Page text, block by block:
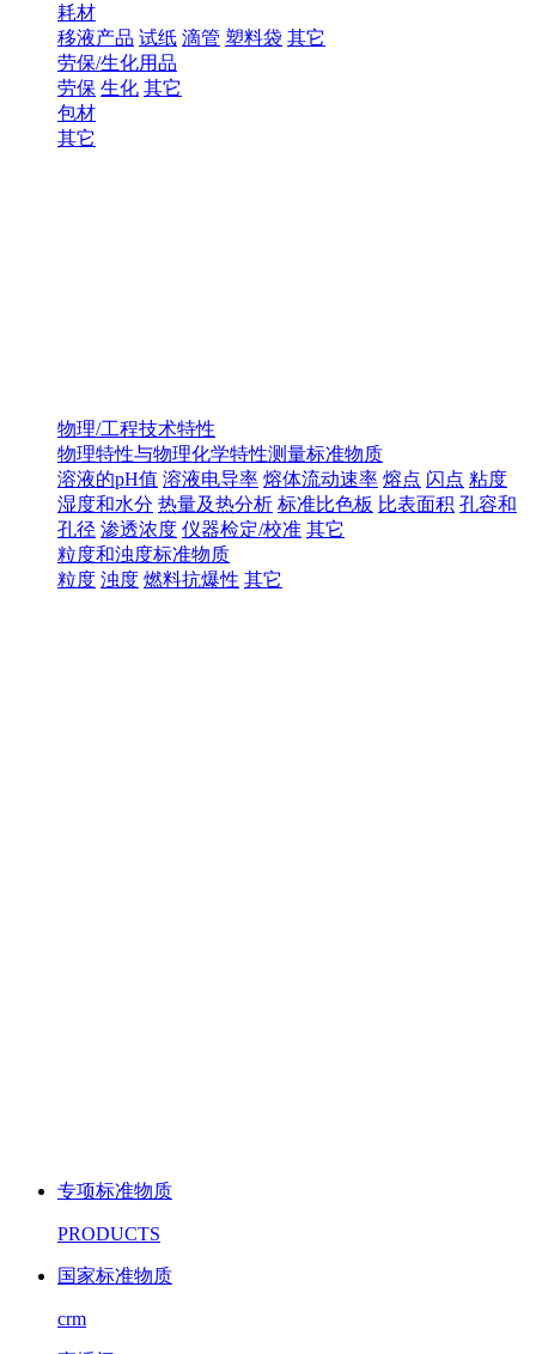
耗材
移液产品 试纸 滴管 塑料袋 其它
劳保/生化用品
劳保 生化 其它
包材
其它
物理/工程技术特性
物理特性与物理化学特性测量标准物质
溶液的pH值 溶液电导率 熔体流动速率 熔点 闪点 粘度
湿度和水分 热量及热分析 标准比色板 比表面积 孔容和
孔径 渗透浓度 仪器检定/校准 其它
粒度和浊度标准物质
粒度 浊度 燃料抗爆性 其它
专项标准物质
PRODUCTS
国家标准物质
crm